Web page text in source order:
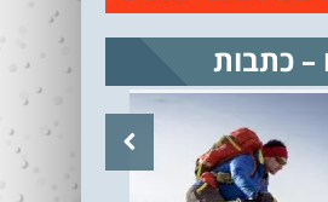
– כתבות